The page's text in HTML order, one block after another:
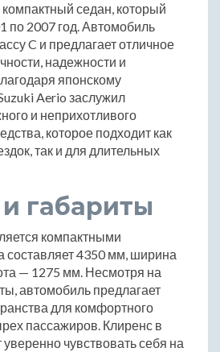
седан, который
по 2007 год. Автомобиль
C и предлагает отличное
надежности и
японскому
Aerio заслужил
и неприхотливого
которое подходит как
так и для длительных
габариты
компактными
составляет 4350 мм, ширина
— 1275 мм. Несмотря на
автомобиль предлагает
для комфортного
пассажиров. Клиренс в
чувствовать себя на